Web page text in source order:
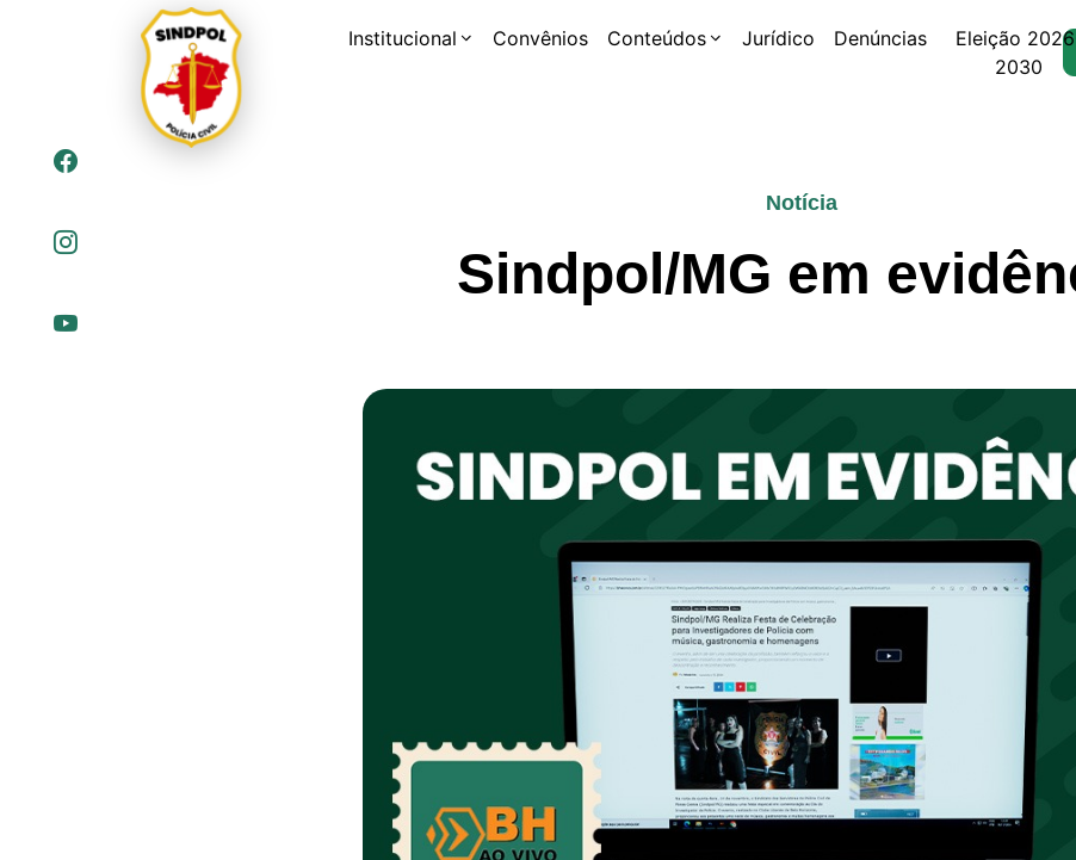
Institucional Convênios Conteúdos Jurídico Denúncias
Eleição
2030
Notícia
Sindpol/MG em